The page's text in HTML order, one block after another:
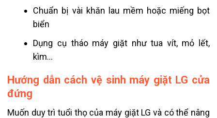
Chuẩn bị vài khăn lau mềm hoặc miếng bọt
biển
Dụng cụ tháo máy giặt như tua vít, mỏ lết,
kìm…
Hướng dẫn cách vệ sinh máy giặt LG cửa
đứng
Muốn duy trì tuổi thọ của máy giặt LG và có thể nâng